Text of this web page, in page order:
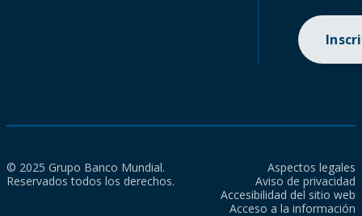
© 2025 Grupo Banco Mundial.
Reservados todos los derechos.
Aspectos legales
Aviso de privacidad
Accesibilidad del sitio web
Acceso a la información